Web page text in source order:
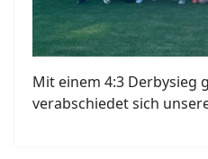
Mit einem 4:3 Derbysieg
verabschiedet sich